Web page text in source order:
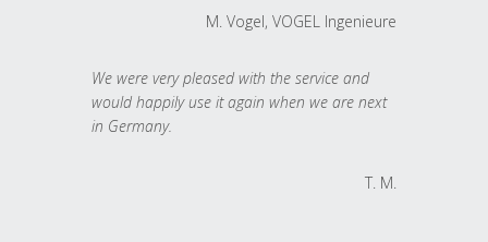
M. Vogel, VOGEL Ingenieure
We were very pleased with the service and
would happily use it again when we are next
in Germany.
T. M.